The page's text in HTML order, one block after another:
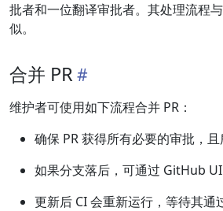
批者和一位翻译审批者。其处理流程
似。
合并 PR
维护者可使用如下流程合并 PR：
确保 PR 获得所有必要的审批，且
如果分支落后，可通过 GitHub UI
更新后 CI 会重新运行，等待其通